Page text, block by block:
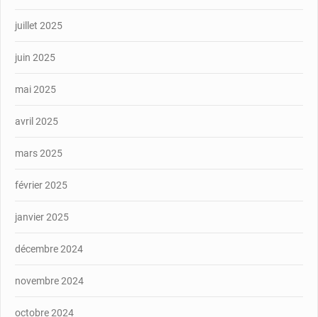
juillet 2025
juin 2025
mai 2025
avril 2025
mars 2025
février 2025
janvier 2025
décembre 2024
novembre 2024
octobre 2024